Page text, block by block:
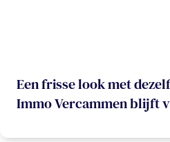
Een frisse look met
Immo Vercammen blijft